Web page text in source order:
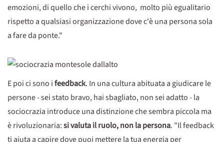
emozioni, di quello che i cerchi vivono, molto più egualitario
rispetto a qualsiasi organizzazione dove c'è una persona sola
a fare da ponte."
E poi ci sono ifeedback. In una cultura abituata a giudicare le
persone - sei stato bravo, hai sbagliato, non sei adatto - la
sociocrazia introduce una distinzione che sembra piccola ma
è rivoluzionaria:si valuta il ruolo, non la persona. "Il feedback
ti aiuta a capire dove puoi mettere la tua energia per